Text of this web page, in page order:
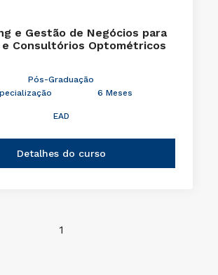
e Gestão de Negócios para
e Consultórios Optométricos
Pós-Graduação
6 Meses
EAD
Detalhes do curso
1